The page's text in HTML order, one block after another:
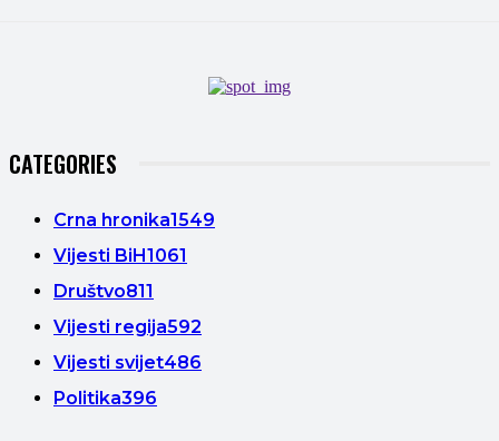
CATEGORIES
Crna hronika1549
Vijesti BiH1061
Društvo811
Vijesti regija592
Vijesti svijet486
Politika396